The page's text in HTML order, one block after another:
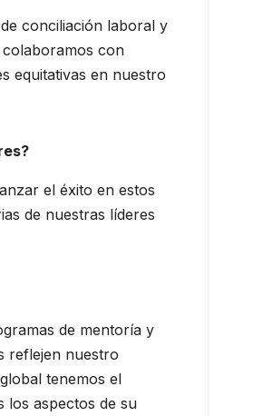
conciliación laboral y
colaboramos con
equitativas en nuestro
el éxito en estos
de nuestras líderes
de mentoría y
reflejen nuestro
tenemos el
los aspectos de su